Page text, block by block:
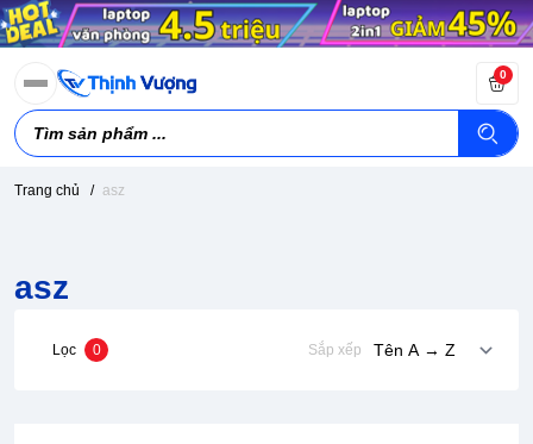
0
Trang chủ / asz
asz
Lọc 0 Sắp xếp